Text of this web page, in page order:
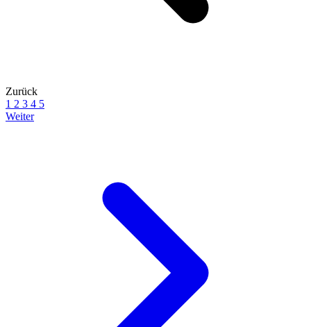
Zurück
1 2 3 4 5
Weiter